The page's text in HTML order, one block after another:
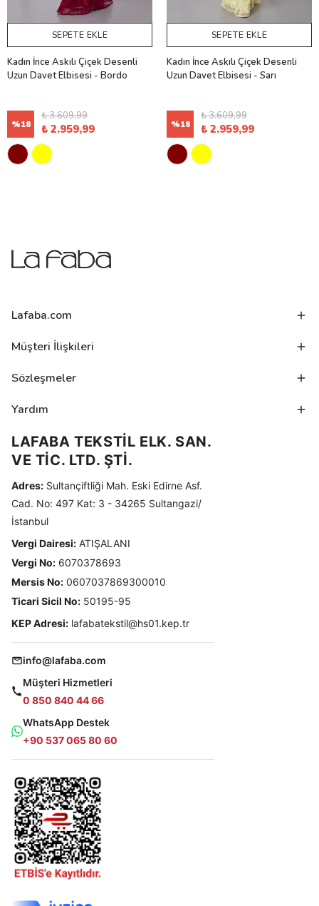
SEPETE EKLE
Kadın İnce Askılı Çiçek Desenli
Uzun Davet Elbisesi - Bordo
%18
₺ 3.609,99
₺ 2.959,99
SEPETE EKLE
Kadın İnce Askılı Çiçek Desenli
Uzun Davet Elbisesi - Sarı
%18
₺ 3.609,99
₺ 2.959,99
Lafaba.com
Müşteri İlişkileri
Sözleşmeler
Yardım
LAFABA TEKSTİL ELK. SAN.
VE TİC. LTD. ŞTİ.
Adres: Sultançiftliği Mah. Eski Edirne Asf.
Cad. No: 497 Kat: 3 - 34265 Sultangazi/
İstanbul
Vergi Dairesi: ATIŞALANI
Vergi No: 6070378693
Mersis No: 0607037869300010
Ticari Sicil No: 50195-95
KEP Adresi: lafabatekstil@hs01.kep.tr
info@lafaba.com
Müşteri Hizmetleri
0 850 840 44 66
WhatsApp Destek
+90 537 065 80 60